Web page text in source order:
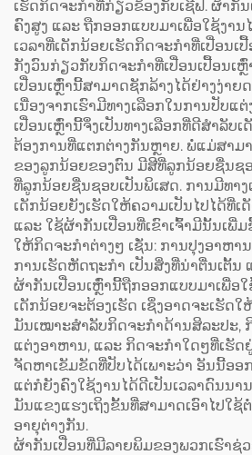
ເຮັດກິດຈະກຳທີ່ກ່ຽວຂ້ອງກັບເຊີຟ. ຜ້າກັ
ຄົງສູງ ແລະ ຖືກອອກແບບມາເພື່ອໃຊ້ງາ
ເວລາທີ່ເດັກນ້ອຍເຮັດກິດຈະກຳທີ່ເປື່ອນເ
ກັງວົນກ່ຽວກັບກິດຈະກຳທີ່ເປື່ອນເປື້ອນເ
ເປື່ອນເຫຼົ່ານີ້ສາມາດຊັກລ້າງໄດ້ຢ່າງງ່າຍ
ເນື່ອງຈາກເຮົາມີທາງເລືອກໃນການປັບແ
ເປື່ອນເຫຼົ່ານີ້ຈຶ່ງເປັນທາງເລືອກທີ່ດີສຳລັບ
ຕ້ອງການທີ່ແຕກຕ່າງກັນຫຼາຍ. ພໍ່ແມ່ສາມ
ຂອງລູກນ້ອຍຂອງຕົນ ມີສີທີ່ລູກນ້ອຍຊື່ນຊ
ທີ່ລູກນ້ອຍຊື່ນຊອບເປັນພິເສດ. ການມີທາງ
ເດັກນ້ອຍຍັງເຮັດໃຫ້ຄວາມເປັນໄປໄດ້ທີ່
ແລະ ໃຊ້ຜ້າກັນເປື່ອນທີ່ເຂົາເຈົ້າມີນັ້ນເພີ່
ໃຫ້ກິດຈະກຳຕ່າງໆ ເຊັ່ນ: ການປຸງອາຫາ
ການເຮັດຫັດຖະກຳ ເປັນສິ່ງທີ່ນ່າຕື່ນເຕັ້ນ
ຜ້າກັນເປື່ອນເຫຼົ່ານີ້ຖືກອອກແບບມາເພື່ອ
ເດັກນ້ອຍຈະຕ້ອງເຮັດ ເຊິ່ງອາດຈະເຮັດໃ
ມັນເໝາະສຳລັບກິດຈະກຳດ້ານສິລະປະ,
ແຕ່ງອາຫານ, ແລະ ກິດຈະກຳໃດໆທີ່ເຮັດ
ຈັດຫາເຂັມຂັດທີ່ປັບໄດ້ເພາະວ່າ ອັນນີ້ອອ
ແຕ່ກໍຍັງຄົງໃຊ້ງານໄດ້ດີເປັນເວລາດົນນ
ມັນແຂງແຮງເຖິງຂັ້ນທີ່ສາມາດເອົາໄປໃຊ້
ອາຍຸຕ່າງກັນ.
ຜ້າກັນເປື່ອນທີ່ມີລາຍພິມຂອງພວກເຮົາຊ່